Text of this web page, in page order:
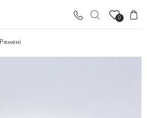
0
Ремені